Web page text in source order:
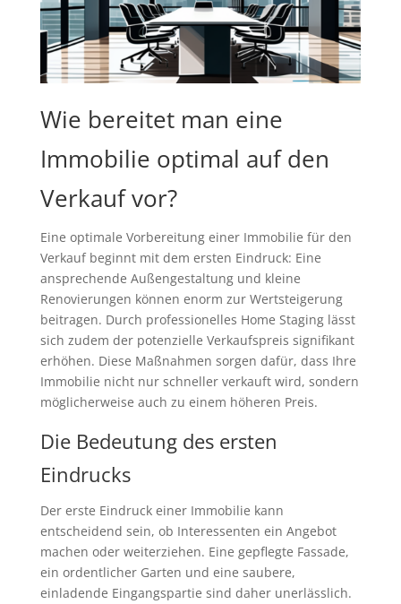
Wie bereitet man eine
Immobilie optimal auf den
Verkauf vor?
Eine optimale Vorbereitung einer Immobilie für den
Verkauf beginnt mit dem ersten Eindruck: Eine
ansprechende Außengestaltung und kleine
Renovierungen können enorm zur Wertsteigerung
beitragen. Durch professionelles Home Staging lässt
sich zudem der potenzielle Verkaufspreis signifikant
erhöhen. Diese Maßnahmen sorgen dafür, dass Ihre
Immobilie nicht nur schneller verkauft wird, sondern
möglicherweise auch zu einem höheren Preis.
Die Bedeutung des ersten
Eindrucks
Der erste Eindruck einer Immobilie kann
entscheidend sein, ob Interessenten ein Angebot
machen oder weiterziehen. Eine gepflegte Fassade,
ein ordentlicher Garten und eine saubere,
einladende Eingangspartie sind daher unerlässlich.